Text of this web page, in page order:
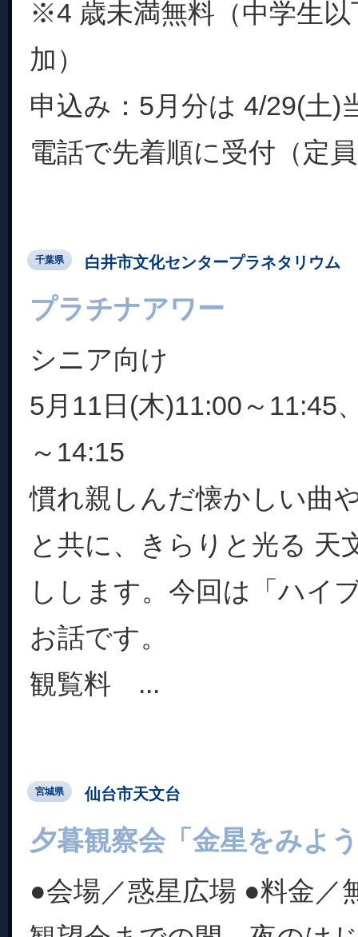
※4 歳未満無料（中学生
加）
申込み：5月分は 4/29(土)
電話で先着順に受付（定
千葉県 白井市文化センタープラネタリウム
プラチナアワー
シニア向け
5月11日(木)11:00～11:45
～14:15
慣れ親しんだ懐かしい曲
と共に、きらりと光る 天
しします。今回は「ハイ
お話です。
観覧料 ...
宮城県 仙台市天文台
夕暮観察会「金星をみよ
●会場／惑星広場 ●料金／